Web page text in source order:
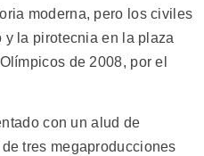
moderna, pero los civiles
y la pirotecnia en la plaza
de 2008, por el
con un alud de
tres megaproducciones